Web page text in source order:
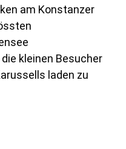
am Konstanzer
kleinen Besucher
laden zu